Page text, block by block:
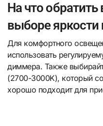
На что
выборе яркости
Для комфортного
использовать
диммера. Также
(2700-3000K), который
хорошо подходит для